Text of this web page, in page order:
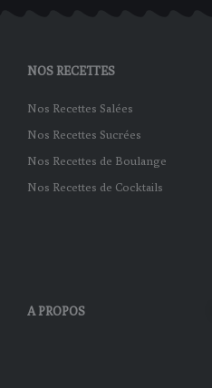
NOS RECETTES
Nos Recettes Salées
Nos Recettes Sucrées
Nos Recettes de Boulange
Nos Recettes de Cocktails
A PROPOS